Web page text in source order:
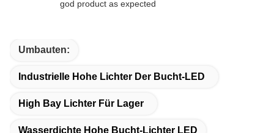
god product as expected
Umbauten:
Industrielle Hohe Lichter Der Bucht-LED
High Bay Lichter Für Lager
Wasserdichte Hohe Bucht-Lichter LED